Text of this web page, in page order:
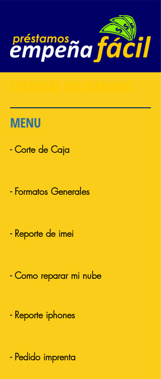
SUCURSAL SOLIDARIDAD
MENU
- Corte de Caja
- Formatos Generales
- Reporte de imei
- Como reparar mi nube
- Reporte iphones
- Pedido imprenta